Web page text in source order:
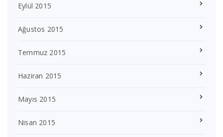
Eylül 2015
Ağustos 2015
Temmuz 2015
Haziran 2015
Mayıs 2015
Nisan 2015